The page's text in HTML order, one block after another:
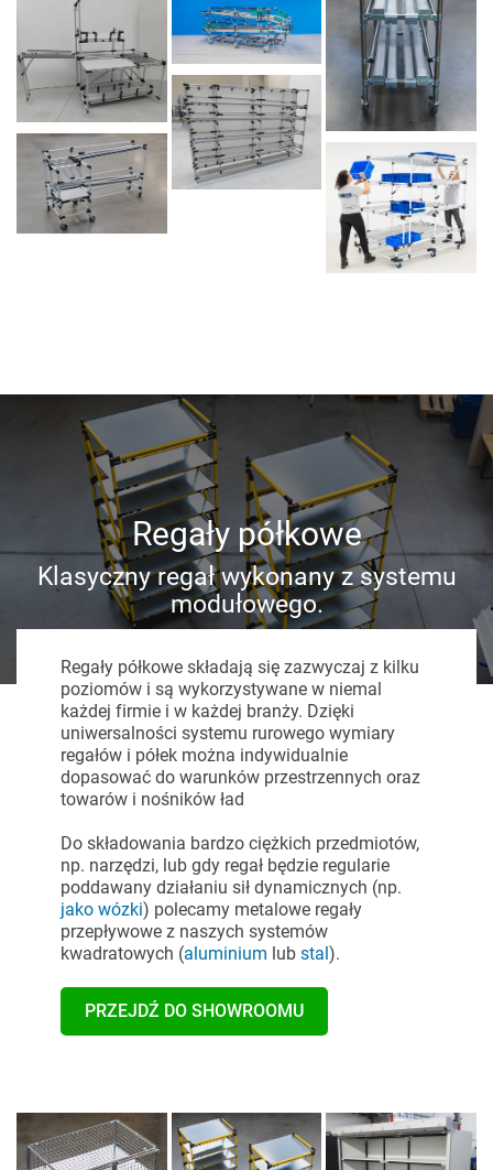
Regały półkowe
Klasyczny regał wykonany z systemu
modułowego.
Regały półkowe składają się zazwyczaj z kilku
poziomów i są wykorzystywane w niemal
każdej firmie i w każdej branży. Dzięki
uniwersalności systemu rurowego wymiary
regałów i półek można indywidualnie
dopasować do warunków przestrzennych oraz
towarów i nośników ład
Do składowania bardzo ciężkich przedmiotów,
np. narzędzi, lub gdy regał będzie regularie
poddawany działaniu sił dynamicznych (np.
jako wózki) polecamy metalowe regały
przepływowe z naszych systemów
kwadratowych (aluminium lub stal).
PRZEJDŹ DO SHOWROOMU